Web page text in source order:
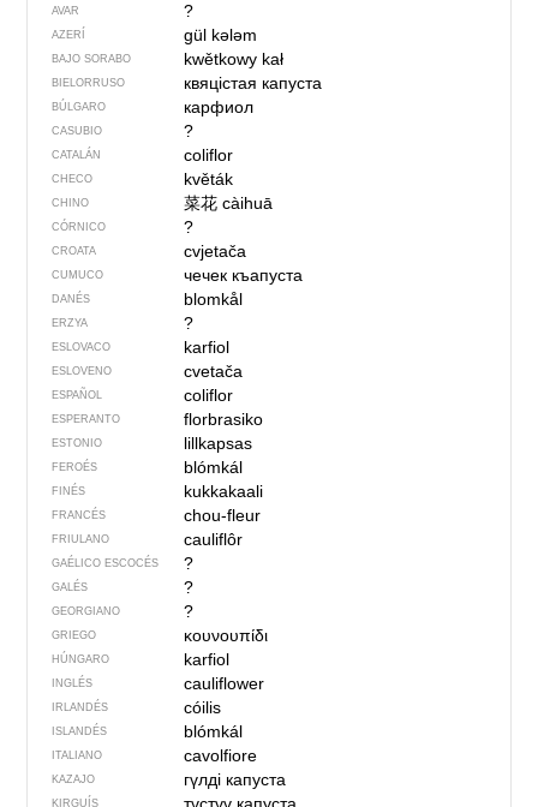
AVAR ?
AZERÍ gül kələm
BAJO SORABO kwětkowy kał
BIELORRUSO квяцістая капуста
BÚLGARO карфиол
CASUBIO ?
CATALÁN coliflor
CHECO květák
CHINO 菜花càihuā
CÓRNICO ?
CROATA cvjetača
CUMUCO чечек къапуста
DANÉS blomkål
ERZYA ?
ESLOVACO karfiol
ESLOVENO cvetača
ESPAÑOL coliflor
ESPERANTO florbrasiko
ESTONIO lillkapsas
FEROÉS blómkál
FINÉS kukkakaali
FRANCÉS chou-fleur
FRIULANO cauliflôr
GAÉLICO ESCOCÉS ?
GALÉS ?
GEORGIANO ?
GRIEGO κουνουπίδι
HÚNGARO karfiol
INGLÉS cauliflower
IRLANDÉS cóilis
ISLANDÉS blómkál
ITALIANO cavolfiore
KAZAJO гүлді капуста
KIRGUÍS